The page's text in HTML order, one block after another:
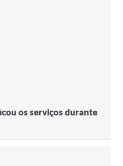
os serviços durante